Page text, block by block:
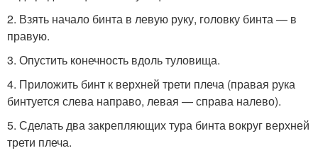
2. Взять начало бинта в левую руку, головку бинта — в
правую.
3. Опустить конечность вдоль туловища.
4. Приложить бинт к верхней трети плеча (правая рука
бинтуется слева направо, левая — справа налево).
5. Сделать два закрепляющих тура бинта вокруг верхней
трети плеча.